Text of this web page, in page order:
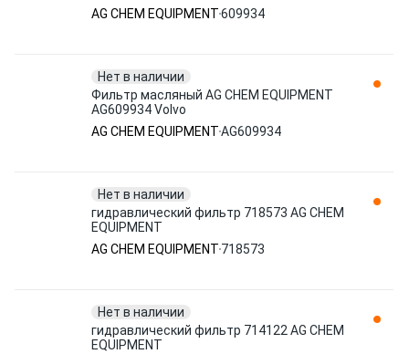
AG CHEM EQUIPMENT609934
Нет в наличии
Фильтр масляный AG CHEM EQUIPMENT
AG609934 Volvo
AG CHEM EQUIPMENTAG609934
Нет в наличии
гидравлический фильтр 718573 AG CHEM
EQUIPMENT
AG CHEM EQUIPMENT 718573
Нет в наличии
гидравлический фильтр 714122 AG CHEM
EQUIPMENT